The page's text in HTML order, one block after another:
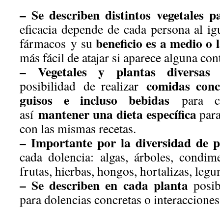
– Se describen distintos vegetales
eficacia depende de cada persona al
fármacos y su beneficio es a medio o
más fácil de atajar si aparece alguna
– Vegetales y plantas
posibilidad de realizar comidas
guisos e incluso bebidaspara
así mantener una dieta específica
con las mismas recetas.
– Importante por la diversidad de
cada dolencia: algas, árboles,
frutas, hierbas, hongos, hortalizas,
– Se describen en cada planta
para dolencias concretas o